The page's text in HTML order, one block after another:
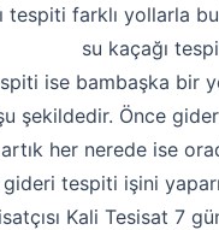
tespiti farklı yollarla
su kaçağı
ise bambaşka bir
şekildedir. Önce
her nerede ise
tespiti işini
Kali Tesisat 7